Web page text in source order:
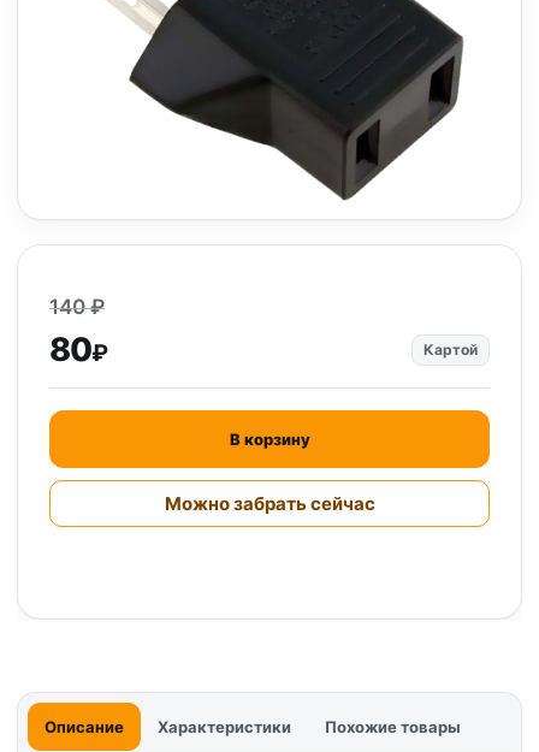
140 ₽
80₽ Картой
В корзину
Можно забрать сейчас
Описание Характеристики Похожие товары